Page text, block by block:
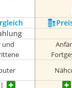
anzeigen
und